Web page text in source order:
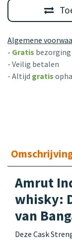
Algemene
- Gratis bezorging
- Veilig betalen
- Altijd gratis
Amrut
whisky:
van
Deze Cask